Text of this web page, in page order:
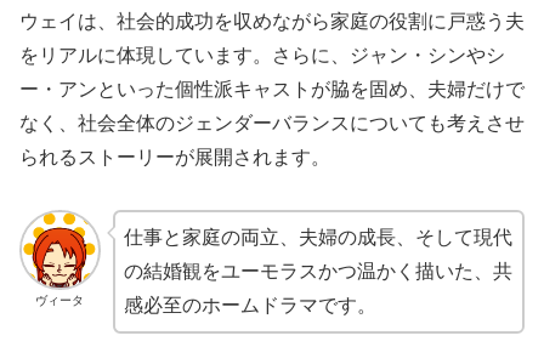
ウェイは、社会的成功を収めながら家庭の役割に戸惑う夫
をリアルに体現しています。さらに、ジャン・シンやシ
ー・アンといった個性派キャストが脇を固め、夫婦だけで
なく、社会全体のジェンダーバランスについても考えさせ
られるストーリーが展開されます。
ヴィータ
仕事と家庭の両立、夫婦の成長、そして現代
の結婚観をユーモラスかつ温かく描いた、共
感必至のホームドラマです。